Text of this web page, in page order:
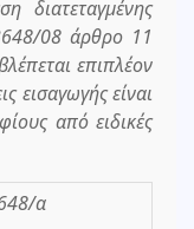
διατεταγµένης
08 άρθρο 11
επιπλέον
εισαγωγής είναι
από ειδικές
α